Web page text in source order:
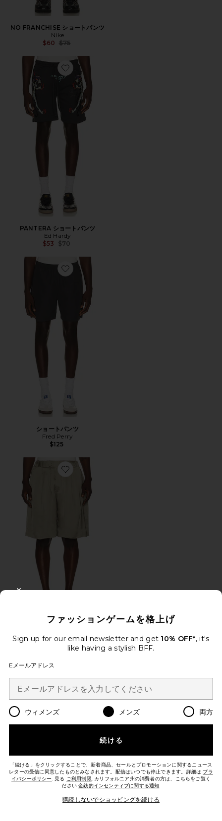
NO FRANCHISE ショートパンツ
Nike
$60 Previous price:
$75
Favorite PANTERA ショートパンツ
PANTERA ショートパンツ
Ed Hardy
$53 Previous price:
$70
Favorite ショートパンツ
ショートパンツ
Fred Perry
$125
Favorite NIRAN ショートパンツ
Sanea
Previous price:
$370
ファッションゲームを格上げ
Sign up for our email newsletter and get 10% OFF*, it's
like having a stylish BFF.
Eメールアドレス
ウィメンズ メンズ 両方
続ける
「続ける」をクリックすることで、新着商品、セールとプロモーションに関するニュース
レターの受信に同意したものとみなされます。配信はいつでも停止できます。詳細は プラ
イバシーポリシー. 見る ご利用制限. カリフォルニア州の消費者の方は、こちらをご覧く
ださい金銭的インセンティブに関する通知.
購読しないでショッピングを続ける